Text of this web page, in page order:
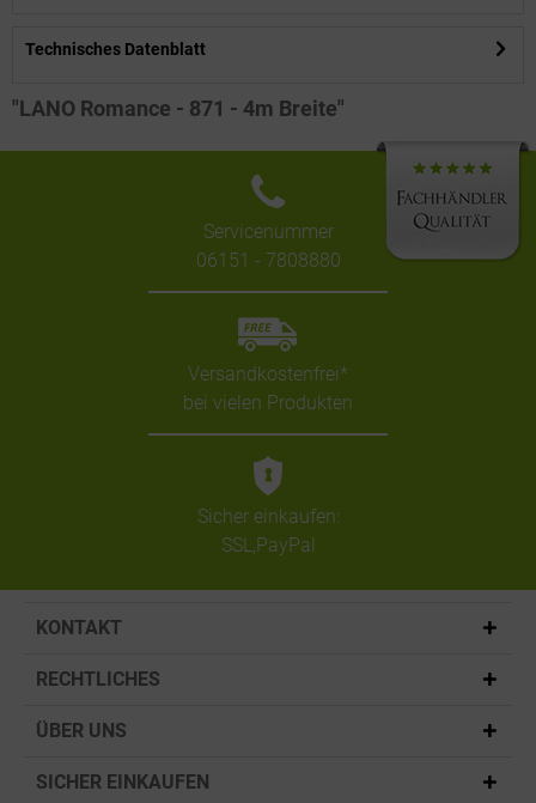
Technisches Datenblatt
"LANO Romance - 871 - 4m Breite"
Servicenummer
06151 - 7808880
Versandkostenfrei*
bei vielen Produkten
Sicher einkaufen:
SSL,PayPal
KONTAKT
RECHTLICHES
ÜBER UNS
SICHER EINKAUFEN